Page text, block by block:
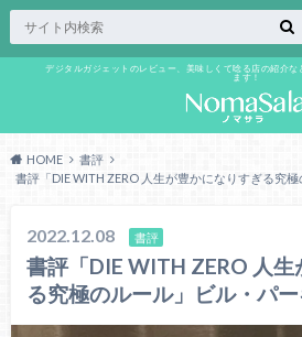
デジタルガジェットのレビュー、美味しくて唸る店の紹介な
ます！
HOME
書評
書評「DIE WITH ZERO 人生が豊かになりすぎる究
2022.12.08 書評
書評「DIE WITH ZERO 人
る究極のルール」ビル・パ